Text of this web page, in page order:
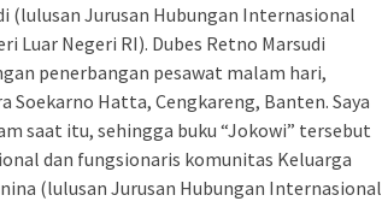
(lulusan Jurusan Hubungan Internasional
Luar Negeri RI). Dubes Retno Marsudi
penerbangan pesawat malam hari,
Soekarno Hatta, Cengkareng, Banten. Saya
saat itu, sehingga buku “Jokowi” tersebut
dan fungsionaris komunitas Keluarga
(lulusan Jurusan Hubungan Internasional